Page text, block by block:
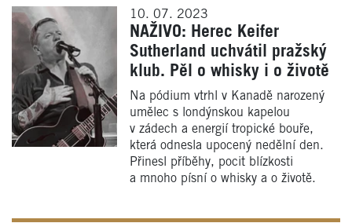
10. 07. 2023
NAŽIVO: Herec Keifer
Sutherland uchvátil pražský
klub. Pěl o whisky i o životě
Na pódium vtrhl v Kanadě narozený
umělec s londýnskou kapelou
v zádech a energií tropické bouře,
která odnesla upocený nedělní den.
Přinesl příběhy, pocit blízkosti
a mnoho písní o whisky a o životě.